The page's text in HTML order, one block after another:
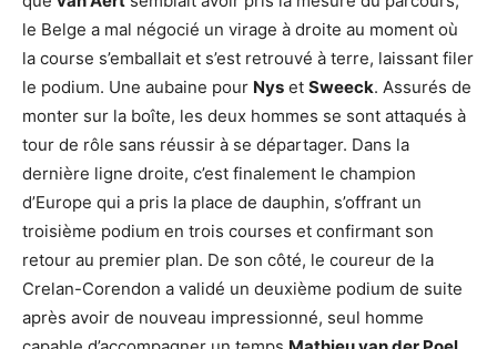
le Belge a mal négocié un virage à droite au moment où
la course s’emballait et s’est retrouvé à terre, laissant filer
le podium. Une aubaine pour Nys et Sweeck. Assurés de
monter sur la boîte, les deux hommes se sont attaqués à
tour de rôle sans réussir à se départager. Dans la
dernière ligne droite, c’est finalement le champion
d’Europe qui a pris la place de dauphin, s’offrant un
troisième podium en trois courses et confirmant son
retour au premier plan. De son côté, le coureur de la
Crelan-Corendon a validé un deuxième podium de suite
après avoir de nouveau impressionné, seul homme